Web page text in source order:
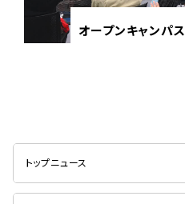
オープンキャンパス
トップニュース